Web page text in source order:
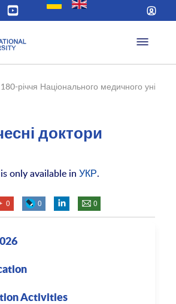
річчя Національного медичного
доктори
only available inУКР.
0 0 0
Activities